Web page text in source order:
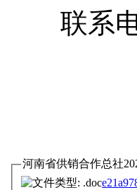
联系电
河南省供销合作总社